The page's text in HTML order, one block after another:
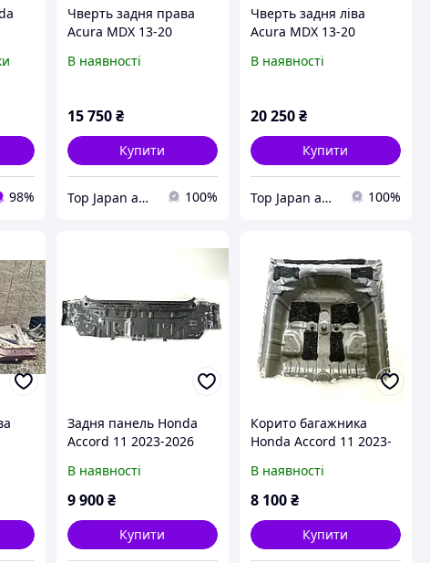
98%
Чверть задня права
Acura MDX 13-20
В наявності
15 750 ₴
Купити
Top Japan autoparts 100%
Чверть задня ліва
Acura MDX 13-20
В наявності
20 250₴
Купити
Top Japan autoparts 100%
Задня панель Honda
Accord 11 2023-2026
В наявності
9 900 ₴
Купити
Корито багажника
Honda Accord 11 2023-
6555030AA00ZZ
В наявності
8 100₴
Купити